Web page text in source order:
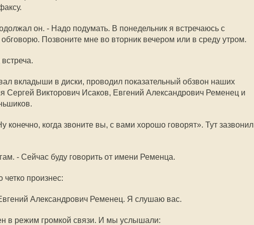
он. - Надо подумать. В понедельник я встречаюсь с
Позвоните мне во вторник вечером или в среду утром.
вкладыши в диски, проводил показательный обзвон наших
Сергей Викторович Исаков, Евгений Александрович Ременец и
конечно, когда звоните вы, с вами хорошо говорят». Тут зазвонил
- Сейчас буду говорить от имени Ременца.
четко произнес:
Александрович Ременец. Я слушаю вас.
в режим громкой связи. И мы услышали: